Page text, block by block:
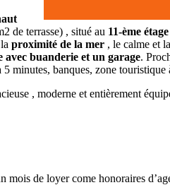
de terrasse) , situé au 11-ème étage
proximité de la mer , le calme et
avec buanderie et un garage.
minutes, banques, zone
, moderne et entièrement
mois de loyer come honoraires